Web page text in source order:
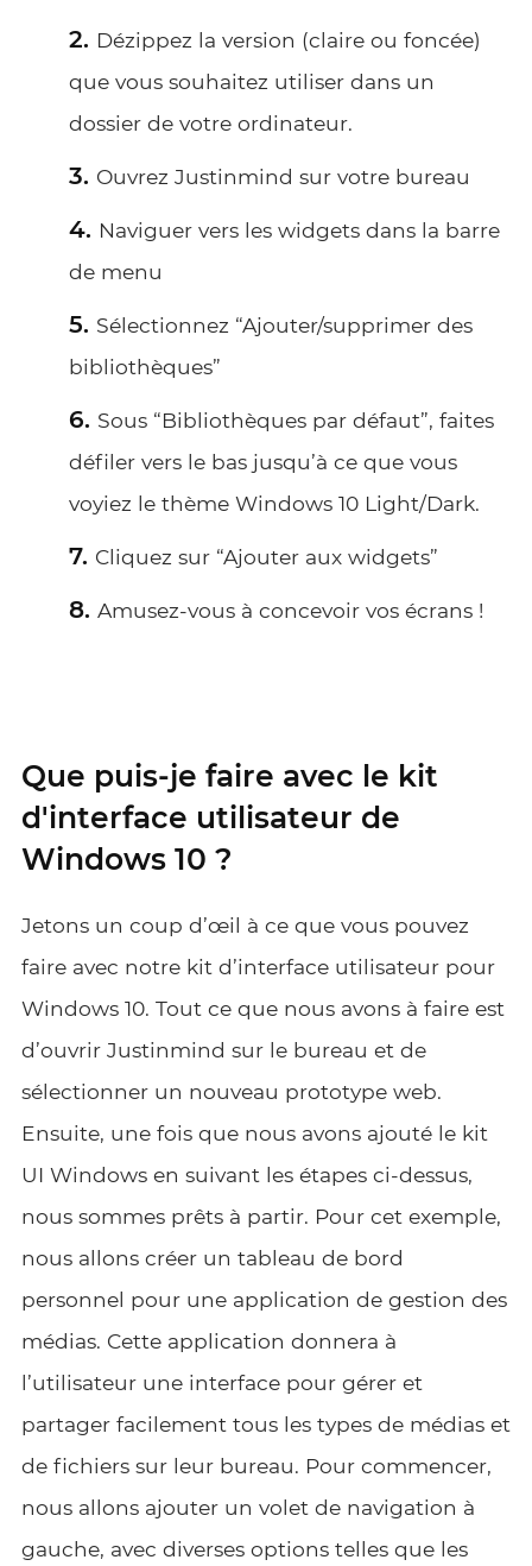
Dézippez la version (claire ou foncée)
que vous souhaitez utiliser dans un
dossier de votre ordinateur.
Ouvrez Justinmind sur votre bureau
Naviguer vers les widgets dans la barre
de menu
Sélectionnez “Ajouter/supprimer des
bibliothèques”
Sous “Bibliothèques par défaut”, faites
défiler vers le bas jusqu’à ce que vous
voyiez le thème Windows 10 Light/Dark.
Cliquez sur “Ajouter aux widgets”
Amusez-vous à concevoir vos écrans !
Que puis-je faire avec le kit
d'interface utilisateur de
Windows 10 ?
Jetons un coup d’œil à ce que vous pouvez
faire avec notre kit d’interface utilisateur pour
Windows 10. Tout ce que nous avons à faire est
d’ouvrir Justinmind sur le bureau et de
sélectionner un nouveau prototype web.
Ensuite, une fois que nous avons ajouté le kit
UI Windows en suivant les étapes ci-dessus,
nous sommes prêts à partir. Pour cet exemple,
nous allons créer un tableau de bord
personnel pour une application de gestion des
médias. Cette application donnera à
l’utilisateur une interface pour gérer et
partager facilement tous les types de médias et
de fichiers sur leur bureau. Pour commencer,
nous allons ajouter un volet de navigation à
gauche, avec diverses options telles que les